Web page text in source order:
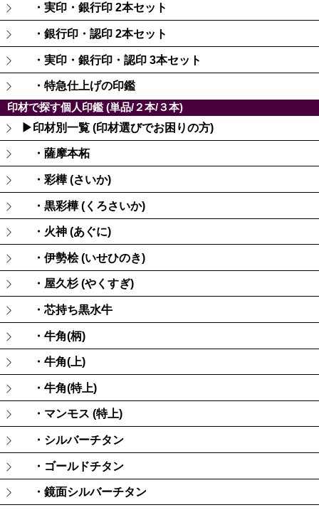
・実印・銀行印 2本セット
・銀行印・認印 2本セット
・実印・銀行印・認印 3本セット
・特急仕上げの印鑑
印材で探す個人印鑑 (単品/２本/３本)
▶印材別一覧 (印材選びでお困りの方)
・薩摩本柘
・彩樺 (さいか)
・黒彩樺 (くろさいか)
・火神 (あぐに)
・伊勢桧 (いせひのき)
・屋久杉 (やくすぎ)
・芯持ち黒水牛
・牛角(柄)
・牛角(上)
・牛角(特上)
・マンモス (特上)
・シルバーチタン
・ゴールドチタン
・鏡面シルバーチタン